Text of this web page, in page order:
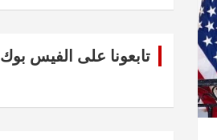
تابعونا على الفيس بوك